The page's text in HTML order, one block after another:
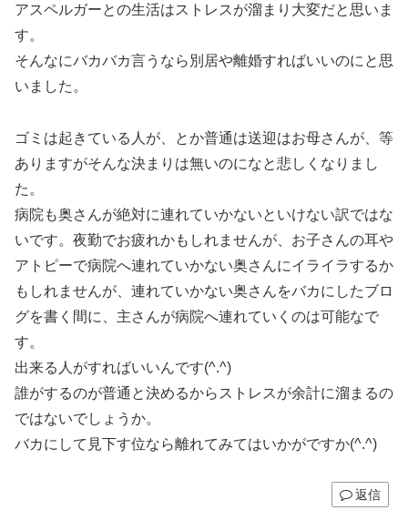
アスペルガーとの生活はストレスが溜まり大変だと思いま
す。
そんなにバカバカ言うなら別居や離婚すればいいのにと思
いました。
ゴミは起きている人が、とか普通は送迎はお母さんが、等
ありますがそんな決まりは無いのになと悲しくなりまし
た。
病院も奥さんが絶対に連れていかないといけない訳ではな
いです。夜勤でお疲れかもしれませんが、お子さんの耳や
アトピーで病院へ連れていかない奥さんにイライラするか
もしれませんが、連れていかない奥さんをバカにしたブロ
グを書く間に、主さんが病院へ連れていくのは可能なで
す。
出来る人がすればいいんです(^.^)
誰がするのが普通と決めるからストレスが余計に溜まるの
ではないでしょうか。
バカにして見下す位なら離れてみてはいかがですか(^.^)
返信